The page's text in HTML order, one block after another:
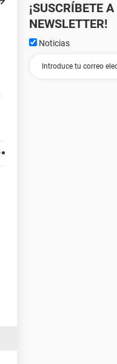
¡SUSCRÍBETE
NEWSLETTER!
Noticias